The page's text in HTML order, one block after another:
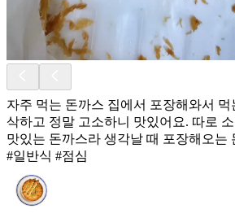
자주 먹는 돈까스 집에서 포장해와서
삭하고 정말 고소하니 맛있어요. 따로
맛있는 돈까스라 생각날 때 포장해오는
#일반식 #점심